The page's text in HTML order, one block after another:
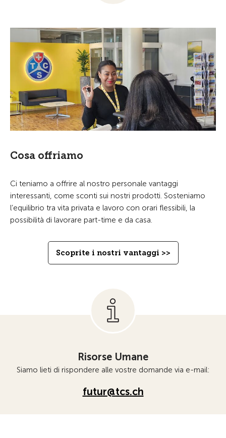
Cosa offriamo
Ci teniamo a offrire al nostro personale vantaggi
interessanti, come sconti sui nostri prodotti. Sosteniamo
l’equilibrio tra vita privata e lavoro con orari flessibili, la
possibilità di lavorare part-time e da casa.
Scoprite i nostri vantaggi >>
Risorse Umane
Siamo lieti di rispondere alle vostre domande via e-mail:
f t r tcs ch